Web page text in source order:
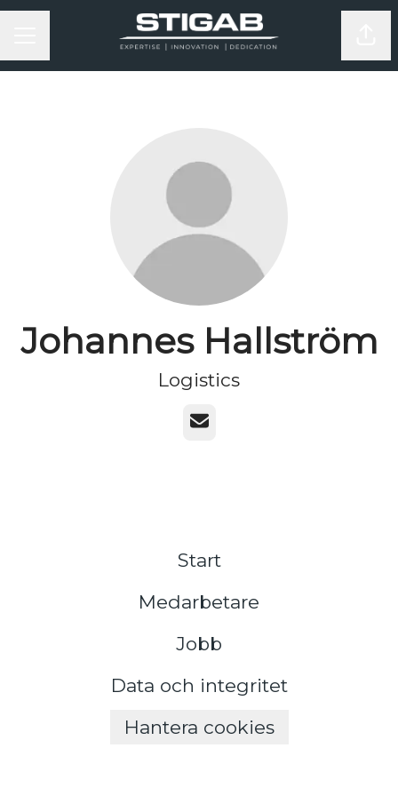
KARRIÄRMENY
Johannes Hallström
Logistics
E-post
Start
Medarbetare
Jobb
Data och integritet
Hantera cookies